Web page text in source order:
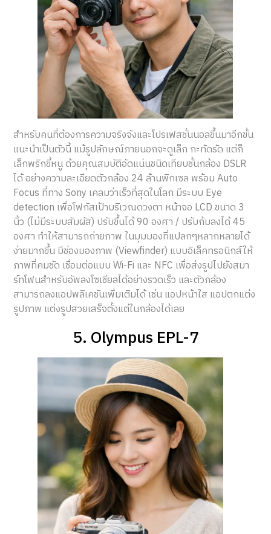
สำหรับคนที่ต้องการความจริงจังและโปรเฟสชั่นนอลขึ้นมาอีกขั้น
แนะนำเป็นตัวนี้ แม้รูปลักษณ์ภายนอกจะดูเล็ก กะทัดรัด แต่ก็
เล็กพริกขี้หนู ด้วยคุณสมบัติอัดแน่นชนิดเทียบชั้นกล้อง DSLR
ได้ อย่างความละเอียดตัวกล้อง 24 ล้านพิกเซล พร้อม Auto
Focus ที่ทาง Sony เคลมว่าเร็วที่สุดในโลก มีระบบ Eye
detection เพื่อโฟกัสเป้าบริเวณดวงตา หน้าจอ LCD ขนาด 3
นิ้ว (ไม่มีระบบสัมผัส) ปรับขึ้นได้ 90 องศา / ปรับก้มลงได้ 45
องศา ทำให้สามารถถ่ายภาพ ในมุมมองที่แปลกๆหลากหลายได้
ง่ายมากขึ้น มีช่องมองภาพ (Viewfinder) แบบอิเล็คทรอนิกส์ให้
ภาพที่คมชัด เชื่อมต่อแบบ Wi-Fi และ NFC เพื่อส่งรูปไปยังสมา
ร์ทโฟนสำหรับอัพลงโซเชียลได้อย่างรวดเร็ว และตัวกล้อง
สามารถลงแอปพลิเคชันเพิ่มเติมได้ เช่น แอปหน้าใส แอปตกแต่ง
รูปภาพ แต่งรูปสวยเสร็จตั้งแต่ในกล้องได้เลย
5. Olympus EPL-7